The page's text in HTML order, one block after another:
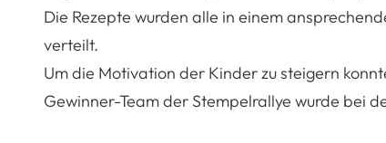
Die Rezepte wurden alle in einem
verteilt.
Um die Motivation der Kinder zu steigern
Gewinner-Team der Stempelrallye wurde bei